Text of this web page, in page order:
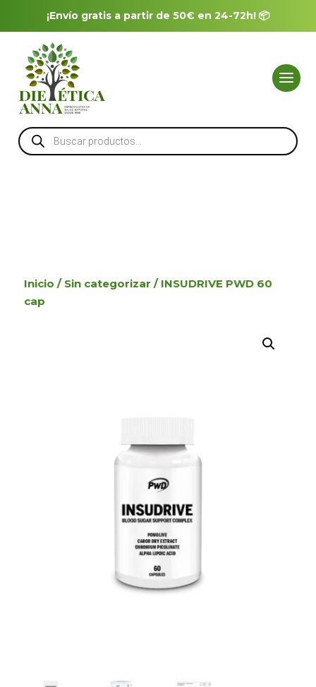
¡Envío gratis a partir de 50€ en 24-72h! 📦
Búsqueda
de
productos
Inicio / Sin categorizar / INSUDRIVE PWD 60
cap